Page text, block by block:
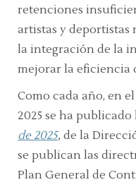
retenciones
artistas y deportistas
la integración de la
mejorar la eficiencia
Como cada año, en
2025 se ha publicado
de 2025, de la
se publican las
Plan General de